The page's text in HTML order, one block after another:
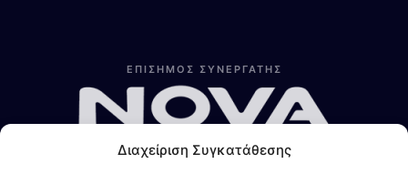
Διαχείριση Συγκατάθεσης
ΕΠΙΣΗΜΟΣ ΣΥΝΕΡΓΑΤΗΣ